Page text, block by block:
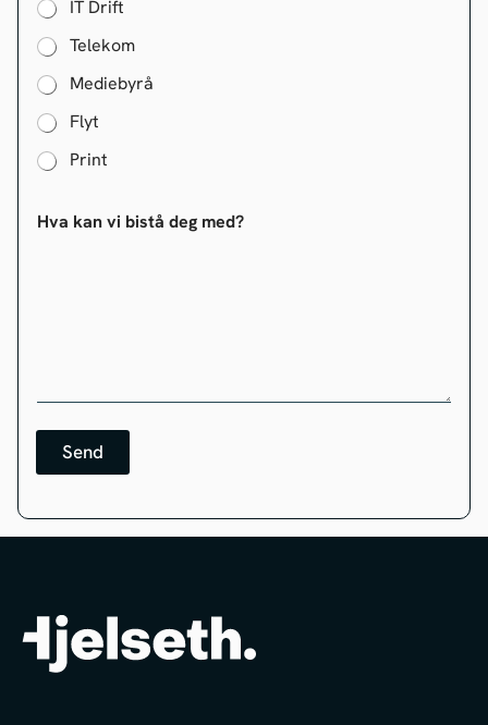
IT Drift
Telekom
Mediebyrå
Flyt
Print
Hva kan vi bistå deg med?
Send